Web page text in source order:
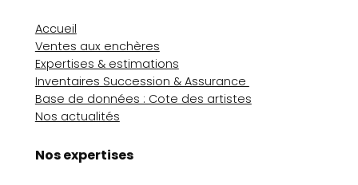
Accueil
Ventes aux enchères
Expertises & estimations
Inventaires Succession & Assurance
Base de données : Cote des artistes
Nos actualités
Nos expertises